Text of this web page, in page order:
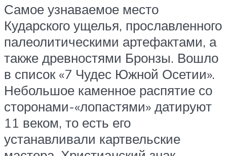
Самое узнаваемое место
Кударского ущелья, прославленного
палеолитическими артефактами, а
также древностями Бронзы. Вошло
в список «7 Чудес Южной Осетии».
Небольшое каменное распятие со
сторонами-«лопастями» датируют
11 веком, то есть его
устанавливали картвельские